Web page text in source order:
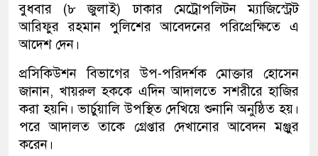
বুধবার (৮ জুলাই) ঢাকার মেট্রোপলিটন ম্যাজিস্ট্রেট
আরিফুর রহমান পুলিশের আবেদনের পরিপ্রেক্ষিতে এ
আদেশ দেন।
প্রসিকিউশন বিভাগের উপ-পরিদর্শক মোক্তার হোসেন
জানান, খায়রুল হককে এদিন আদালতে সশরীরে হাজির
করা হয়নি। ভার্চুয়ালি উপস্থিত দেখিয়ে শুনানি অনুষ্ঠিত হয়।
পরে আদালত তাকে গ্রেপ্তার দেখানোর আবেদন মঞ্জুর
করেন।